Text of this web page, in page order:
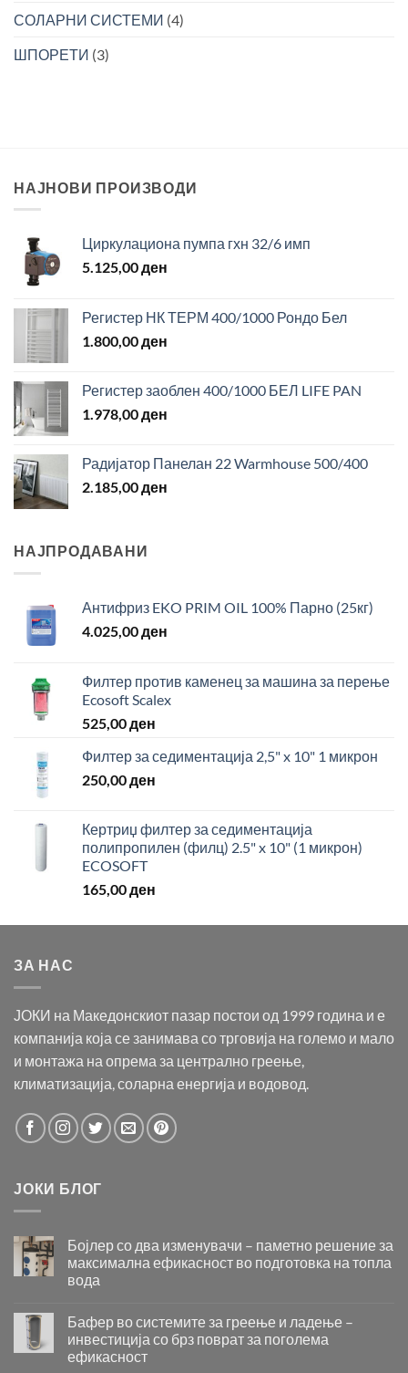
СОЛАРНИ СИСТЕМИ (4)
ШПОРЕТИ (3)
НАЈНОВИ ПРОИЗВОДИ
Циркулациона пумпа гхн 32/6 имп
5.125,00ден
Регистер НК ТЕРМ 400/1000 Рондо Бел
1.800,00ден
Регистер заоблен 400/1000 БЕЛ LIFE PAN
1.978,00ден
Радијатор Панелан 22 Warmhouse 500/400
2.185,00ден
НАЈПРОДАВАНИ
Антифриз EKO PRIM OIL 100% Парно (25кг)
4.025,00ден
Филтер против каменец за машина за перење
Ecosoft Scalex
525,00ден
Филтер за седиментација 2,5" x 10" 1 микрон
250,00ден
Кертриџ филтер за седиментација
полипропилен (филц) 2.5" x 10" (1 микрон)
ECOSOFT
165,00ден
ЗА НАС
ЈОКИ на Македонскиот пазар постои од 1999 година и е
компанија која се занимава со трговија на големо и мало
и монтажа на опрема за централно греење,
климатизација, соларна енергија и водовод.
ЈОКИ БЛОГ
Бојлер со два изменувачи – паметно решение за
максимална ефикасност во подготовка на топла
вода
со
два
изменувачи
–
Бафер во системите за греење и ладење –
инвестиција со брз поврат за поголема
ефикасност